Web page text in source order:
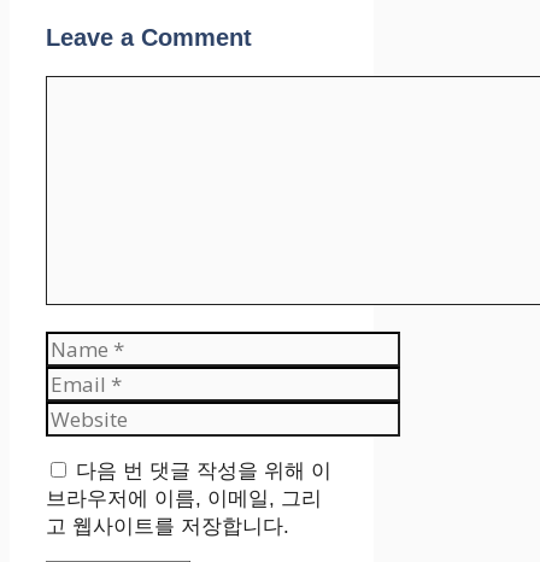
Leave a Comment
Name
Email
Website
다음 번 댓글 작성을 위해 이
브라우저에 이름, 이메일, 그리
고 웹사이트를 저장합니다.